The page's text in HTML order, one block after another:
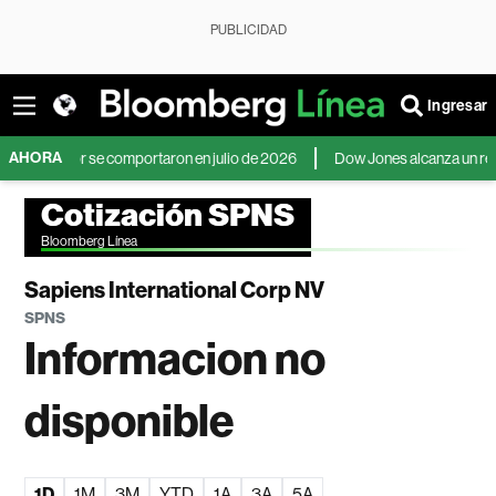
PUBLICIDAD
Ingresar
AHORAse comportaron en julio de 2026 Dow Jones alcanza un récord
Cotización SPNS
Bloomberg Línea
Sapiens International Corp NV
SPNS
Informacion no
disponible